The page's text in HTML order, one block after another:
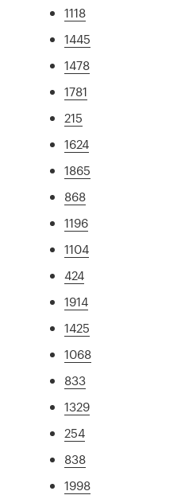
1118
1445
1478
1781
215
1624
1865
868
1196
1104
424
1914
1425
1068
833
1329
254
838
1998